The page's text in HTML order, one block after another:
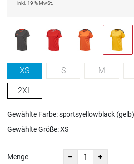
inkl. 19 % MwSt.
XS S M
2XL
Gewählte Farbe: sportsyellowblack (gelb)
Gewählte Größe:XS
Menge